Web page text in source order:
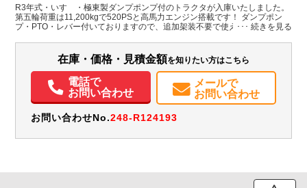
装備情報
エアコン パワステ パワーウィンドウ ABS エアバッグ
電動格納ミラー
R3年式・いすゞ・極東製ダンプポンプ付のトラクタが入庫いたしました。
第五輪荷重は11,200kgで520PSと高馬力エンジン搭載です！ ダンプポン
プ・PTO・レバー付いておりますので、追加架装不要で使える即戦力の1台
♪ 是非お問い合わせ下さい。
在庫・価格・見積金額を知りたい方はこちら
電話で
お問い合わせ
メールで
お問い合わせ
お問い合わせNo.248-R124193